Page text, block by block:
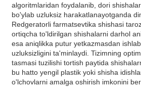
algoritmlaridan foydalanib, dori
bo'ylab uzluksiz harakatlanayotganda
Redgeratorli farmatsevtika shishasi
ortiqcha to'ldirilgan shishalarni darhol
esa aniqlikka putur yetkazmasdan
uzluksizligini ta'minlaydi. Tizimning
tasmasi tuzilishi tortish paytida
bu hatto yengil plastik yoki shisha
o'lchovlarni amalga oshirish imkonini